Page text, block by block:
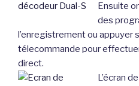
Ensuite
des
l’enregistrement ou appuyer
télecommande pour
direct.
L’écran